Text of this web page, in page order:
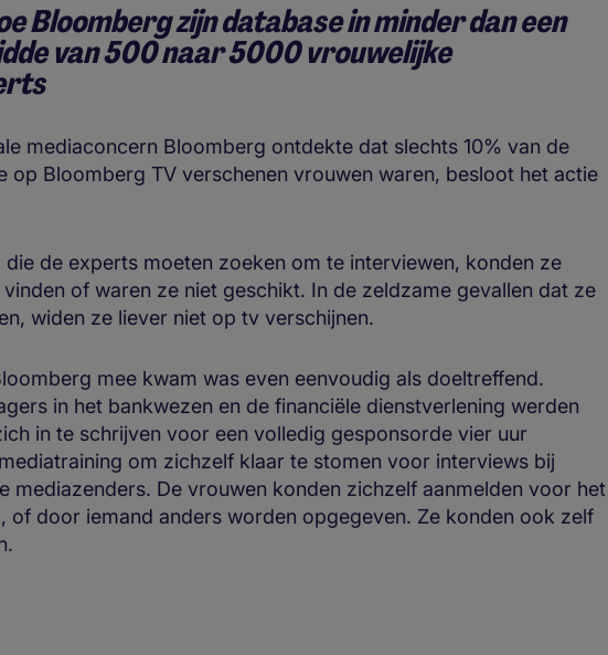
Bloomberg zijn database in minder dan een
van 500 naar 5000 vrouwelijke
mediaconcern Bloomberg ontdekte dat slechts 10% van de
op Bloomberg TV verschenen vrouwen waren, besloot het actie
de experts moeten zoeken om te interviewen, konden ze
of waren ze niet geschikt. In de zeldzame gevallen dat ze
widen ze liever niet op tv verschijnen.
mee kwam was even eenvoudig als doeltreffend.
in het bankwezen en de financiële dienstverlening werden
in te schrijven voor een volledig gesponsorde vier uur
om zichzelf klaar te stomen voor interviews bij
mediazenders. De vrouwen konden zichzelf aanmelden voor het
of door iemand anders worden opgegeven. Ze konden ook zelf